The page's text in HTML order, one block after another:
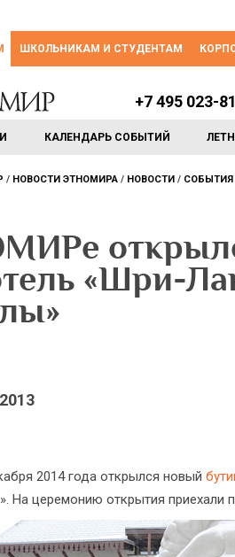
ШКОЛЬНИКАМ И СТУДЕНТАМ
КАЛЕНДАРЬ СОБЫТИЙ
+7 495 023-
НОВОСТИ ЭТНОМИРА НОВОСТИ СОБЫТИЯ
«Шри-
2014 года открылся новый
На церемонию открытия приехали